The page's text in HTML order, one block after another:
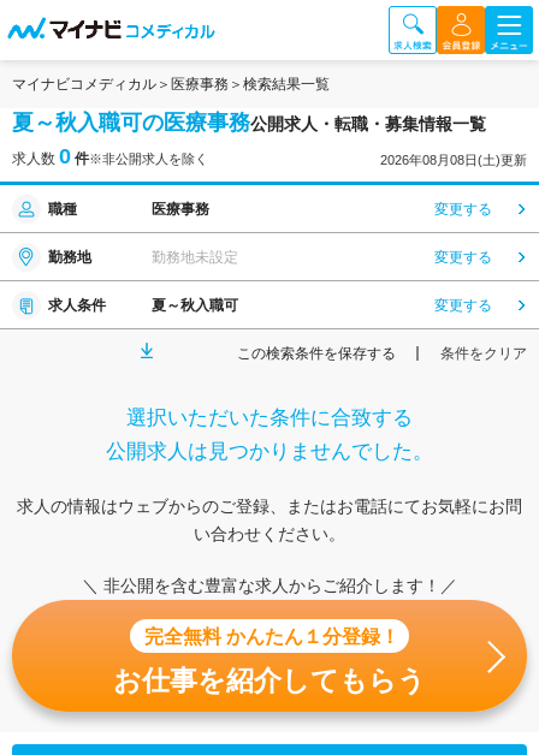
マイナビコメディカル 医療事務 検索結果一覧
夏～秋入職可の医療事務公開求人・転職・募集情報一覧
求人数 0 件※非公開求人を除く 2026年08月08日(土)更新
職種 医療事務 変更する
勤務地 勤務地未設定 変更する
求人条件 夏～秋入職可 変更する
この検索条件を保存する 条件をクリア
選択いただいた条件に合致する
公開求人は見つかりませんでした。
求人の情報はウェブからのご登録、またはお電話にてお気軽にお問
い合わせください。
＼ 非公開を含む豊富な求人からご紹介します！／
完全無料 かんたん１分登録！
お仕事を紹介してもらう